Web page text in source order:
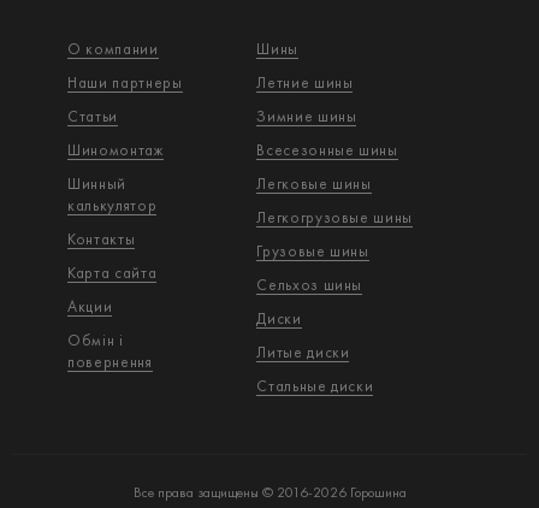
О компании
Наши партнеры
Статьи
Шиномонтаж
Шинный
калькулятор
Контакты
Карта сайта
Акции
Обмін і
повернення
Шины
Летние шины
Зимние шины
Всесезонные шины
Легковые шины
Легкогрузовые шины
Грузовые шины
Сельхоз шины
Диски
Литые диски
Стальные диски
Все права защищены © 2016-2026 Горошина